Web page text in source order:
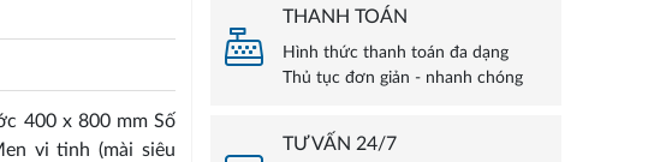
400 x 800 mm Số
vi tinh (mài siêu
THANH TOÁN
Hình thức thanh toán đa dạng
Thủ tục đơn giản - nhanh chóng
TƯ VẤN 24/7